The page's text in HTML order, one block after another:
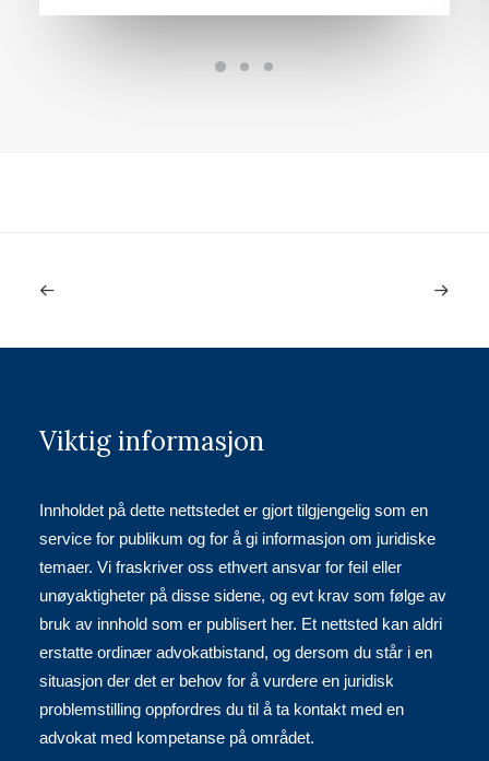
Viktig informasjon
Innholdet på dette nettstedet er gjort tilgjengelig som en
service for publikum og for å gi informasjon om juridiske
temaer. Vi fraskriver oss ethvert ansvar for feil eller
unøyaktigheter på disse sidene, og evt krav som følge av
bruk av innhold som er publisert her. Et nettsted kan aldri
erstatte ordinær advokatbistand, og dersom du står i en
situasjon der det er behov for å vurdere en juridisk
problemstilling oppfordres du til å ta kontakt med en
advokat med kompetanse på området.